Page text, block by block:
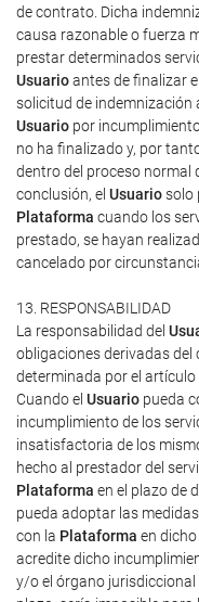
de contrato. Dicha
causa razonable o fuerza
prestar determinados
Usuarioantes de finalizar
solicitud de indemnización
Usuario por
no ha finalizado y, por
dentro del proceso normal
conclusión, el Usuariosolo
Plataforma cuando los
prestado, se hayan
cancelado por
13. RESPONSABILIDAD
La responsabilidad del
obligaciones derivadas
determinada por el artículo
Cuando el Usuario pueda
incumplimiento de los
insatisfactoria de los
hecho al prestador del
Plataforma en el plazo de
pueda adoptar las
con la Plataforma en dicho
acredite dicho
y/o el órgano